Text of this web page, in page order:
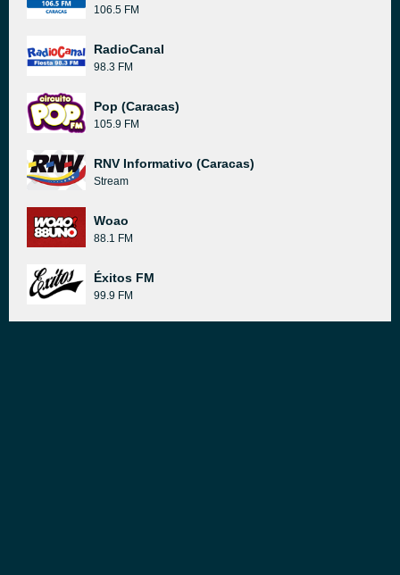
106.5 FM
RadioCanal
98.3 FM
Pop (Caracas)
105.9 FM
RNV Informativo (Caracas)
Stream
Woao
88.1 FM
Éxitos FM
99.9 FM